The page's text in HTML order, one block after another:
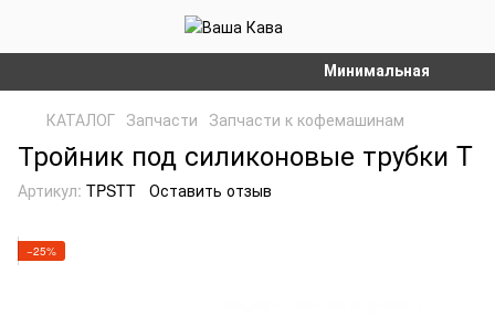
Минимальная сумма
КАТАЛОГ Запчасти Запчасти к кофемашинам
Тройник под силиконовые трубки T
Артикул: TPSTT Оставить отзыв
−25%